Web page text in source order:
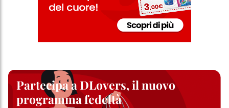
Partecipa a DLovers, il nuovo
programma fedeltà